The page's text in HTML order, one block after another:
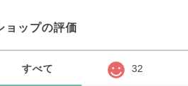
ョップの評価
すべて 32